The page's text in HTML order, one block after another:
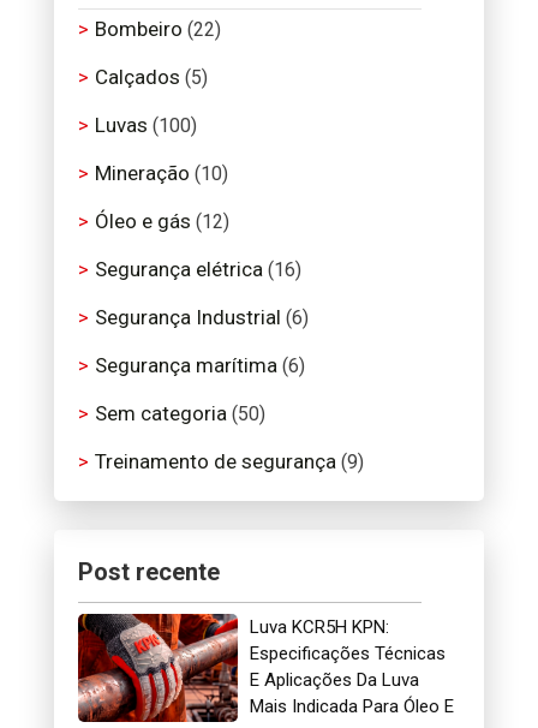
Bombeiro (22)
Calçados (5)
Luvas (100)
Mineração (10)
Óleo e gás (12)
Segurança elétrica(16)
Segurança Industrial (6)
Segurança marítima(6)
Sem categoria(50)
Treinamento de segurança(9)
Post recente
Luva KCR5H KPN:
Especificações Técnicas
E Aplicações Da Luva
Mais Indicada Para Óleo E